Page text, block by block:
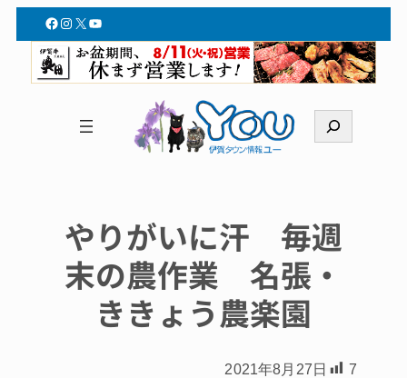
Facebook
Instagram
X YouTube
索
やりがいに汗 毎週
末の農作業 名張・
ききょう農楽園
2021年8月27日 7